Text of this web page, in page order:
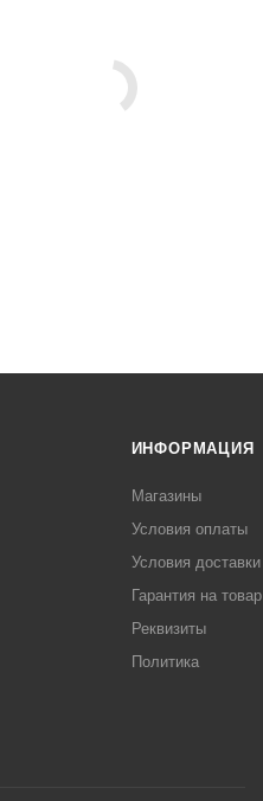
ИНФОРМАЦИЯ
Магазины
Условия оплаты
Условия доставки
Гарантия на товар
Реквизиты
Политика